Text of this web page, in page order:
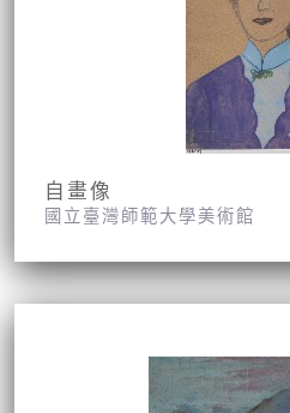
自畫像
國立臺灣師範大學美術館